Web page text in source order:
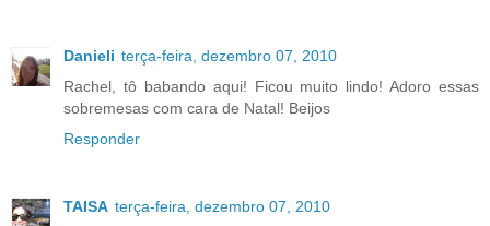
Danieli terça-feira, dezembro 07, 2010
Rachel, tô babando aqui! Ficou muito lindo! Adoro essas
sobremesas com cara de Natal! Beijos
Responder
TAISA terça-feira, dezembro 07, 2010